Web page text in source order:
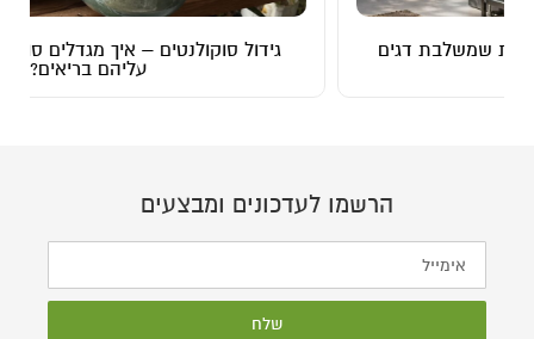
גידול סוקולנטים – איך מגדלים סוקולנטים ושומרים
הרשמו לעדכונים ומבצעים
שלח